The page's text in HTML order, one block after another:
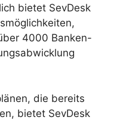
bietet SevDesk
4000 Banken-
die bereits
bietet SevDesk